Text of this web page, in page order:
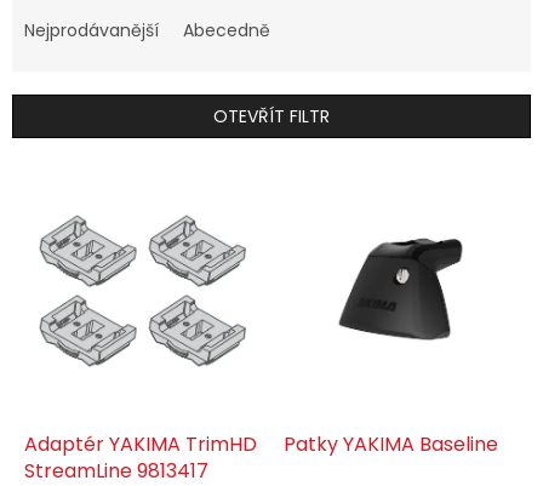
e
í
r
Nejprodávanější
Abecedně
OTEVŘÍT FILTR
Adaptér YAKIMA TrimHD
StreamLine 9813417
Patky YAKIMA Baseline